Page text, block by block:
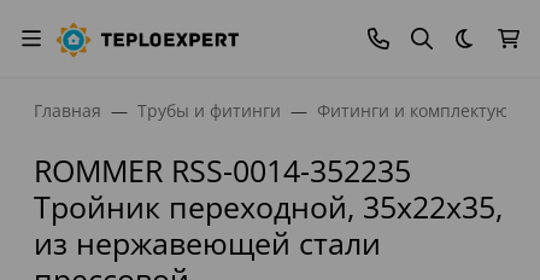
Темная
Главная Трубы и фитинги Фитинги и
ROMMER RSS-0014-352235
Тройник переходной, 35х22х35,
из нержавеющей стали